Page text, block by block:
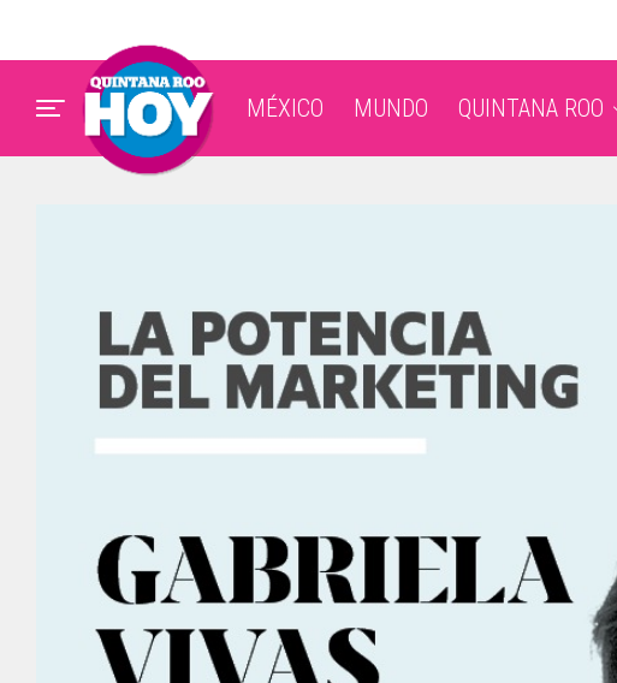
MÉXICO MUNDO QUINTANA ROO